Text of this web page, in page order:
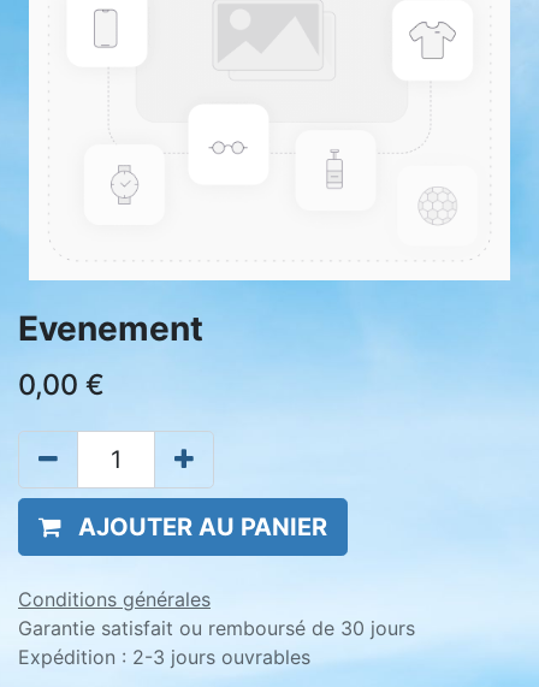
Evenement
0,00 €
AJOUTER AU PANIER
Conditions générales
Garantie satisfait ou remboursé de 30 jours
Expédition : 2-3 jours ouvrables